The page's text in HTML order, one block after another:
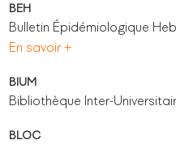
BEH
Bulletin Épidémiologique
En savoir +
BIUM
Bibliothèque Inter-
BLOC